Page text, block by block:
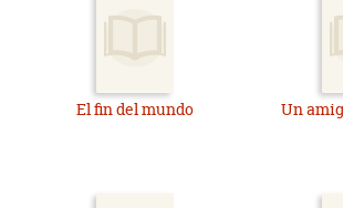
El fin del mundo Un